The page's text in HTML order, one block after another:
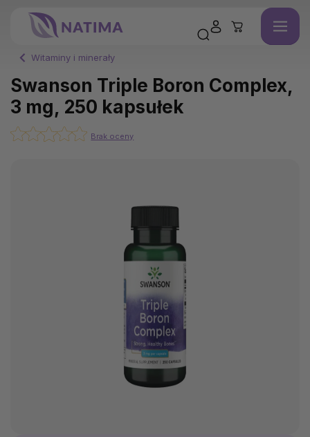
Witaminy i minerały
Swanson Triple Boron Complex,
3 mg, 250 kapsułek
Brak oceny